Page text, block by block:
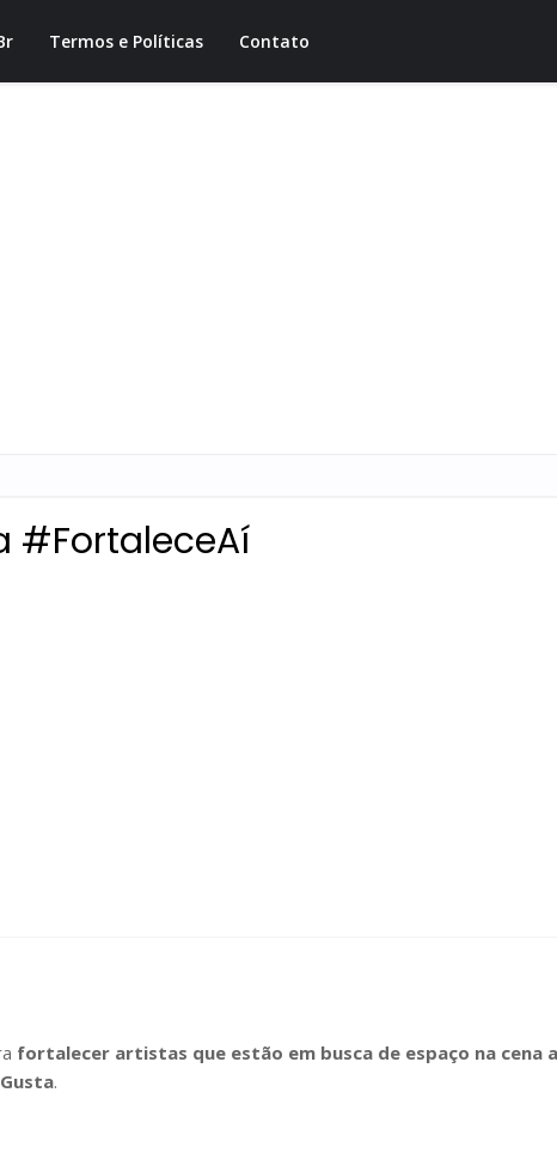
Termos e Políticas Contato
#FortaleceAí
fortalecer artistas que estão em busca de espaço na cena
.